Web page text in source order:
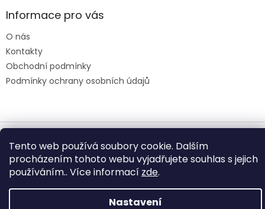
Tento web používá soubory cookie. Dalším
procházením tohoto webu vyjadřujete souhlas s jejich
používáním.. Více informací zde.
Nastavení
Informace pro vás
O nás
Kontakty
Obchodní podmínky
Podmínky ochrany osobních údajů
Vytvořil Shoptet
Copyright 2026Elektro u Helmichů. Všechna práva vyhrazena.